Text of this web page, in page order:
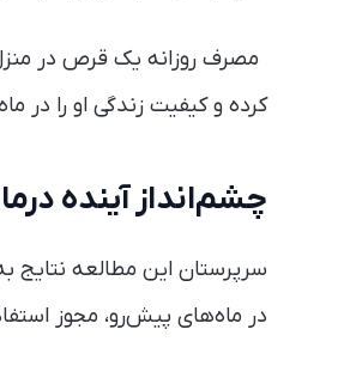
مصرف روزانه یک قرص در منزل،
کرده و کیفیت زندگی او را در
چشم‌انداز آینده
در ماه‌های پیش‌رو، مجوز